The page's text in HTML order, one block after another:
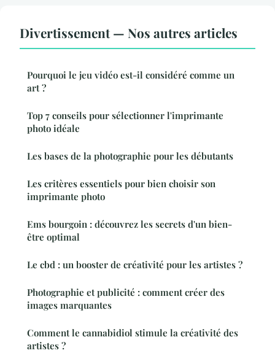
Divertissement — Nos autres articles
Pourquoi le jeu vidéo est-il considéré comme un
art ?
Top 7 conseils pour sélectionner l'imprimante
photo idéale
Les bases de la photographie pour les débutants
Les critères essentiels pour bien choisir son
imprimante photo
Ems bourgoin : découvrez les secrets d'un bien-
être optimal
Le cbd : un booster de créativité pour les artistes ?
Photographie et publicité : comment créer des
images marquantes
Comment le cannabidiol stimule la créativité des
artistes ?